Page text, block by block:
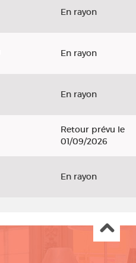
En rayon
En rayon
En rayon
Retour prévu le
01/09/2026
En rayon